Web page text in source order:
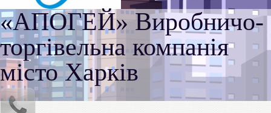
«АПОГЕЙ» Виробничо-
торгівельна компанія
місто Харків